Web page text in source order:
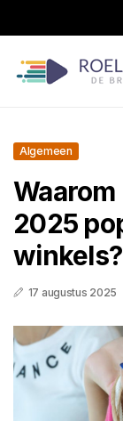
Algemeen
2025
winkels?
17 augustus 2025